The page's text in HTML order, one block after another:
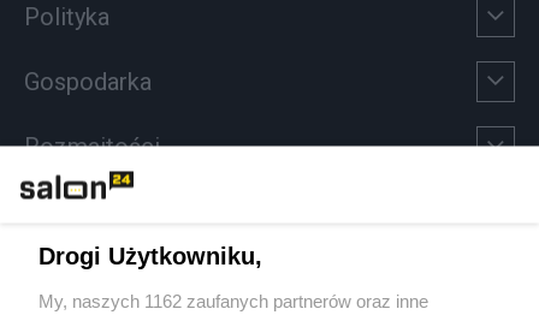
Polityka
Gospodarka
Rozmaitości
Sport
Drogi Użytkowniku,
My, naszych 1162 zaufanych partnerów oraz inne